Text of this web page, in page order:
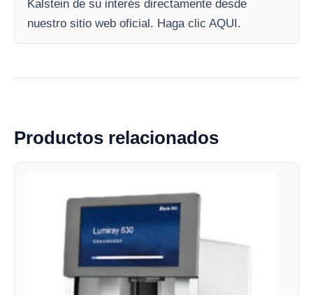
Kalstein de su interés directamente desde
nuestro sitio web oficial. Haga clic AQUI.
Productos relacionados